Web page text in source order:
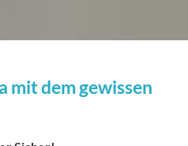
mit dem gewissen